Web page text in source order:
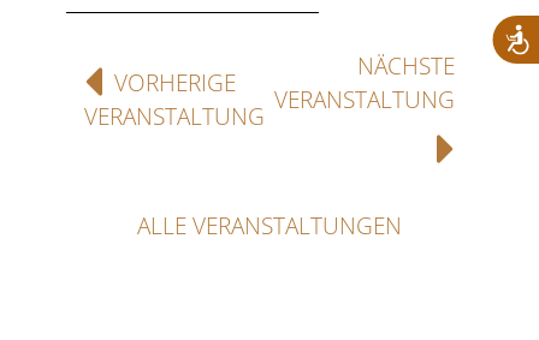
VORHERIGE
VERANSTALTUNG
NÄCHSTE
VERANSTALTUNG
ALLE VERANSTALTUNGEN